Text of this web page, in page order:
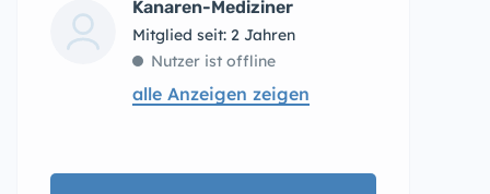
Kanaren-Mediziner
Mitglied seit: 2 Jahren
Nutzer ist offline
alle Anzeigen zeigen